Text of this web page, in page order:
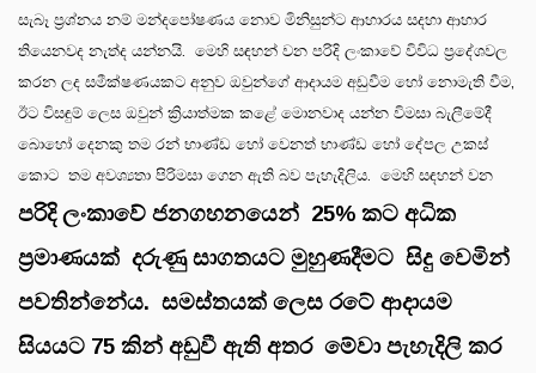
සැබෑ ප්‍රශ්නය නම් මන්දපෝෂණය නොව මිනිසුන්ට ආහාරය සදහා ආහාර
තියෙනවද නැත්ද යන්නයි. මෙහි සඳහන් වන පරිදි ලංකාවේ විවිධ ප්‍රදේශවල
කරන ලද සමීක්ෂණයකට අනුව ඔවුන්ගේ ආදායම අඩුවීම හෝ නොමැති වීම,
ඊට විසඳුම් ලෙස ඔවුන් ක්‍රියාත්මක කළේ මොනවාද යන්න විමසා බැලීමේදී
බොහෝ දෙනකු තම රන් භාණ්ඩ හෝ වෙනත් භාණ්ඩ හෝ දේපල උකස්
කොට තම අවශ්‍යතා පිරිමසා ගෙන ඇති බව පැහැදිලිය. මෙහි සඳහන් වන
පරිදි ලංකාවේ ජනගහනයෙන් 25% කට අධික
ප්‍රමාණයක් දරුණු සාගතයට මුහුණදීමට සිදු වෙමින්
පවතින්නේය. සමස්තයක් ලෙස රටේ ආදායම
සියයට 75 කින් අඩුවී ඇති අතර මේවා පැහැදිලි කර